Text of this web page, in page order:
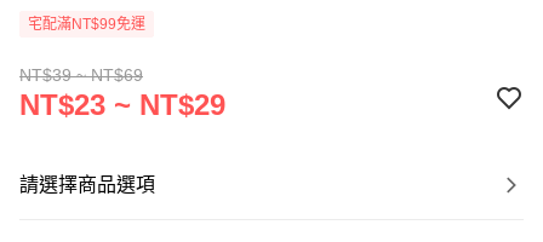
宅配滿NT$99免運
NT$39 ~ NT$69
NT$23 ~ NT$29
請選擇商品選項